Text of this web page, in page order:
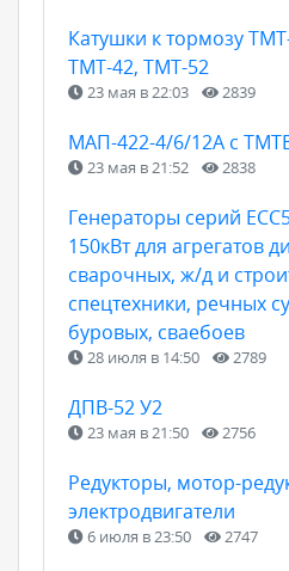
Катушки к тормозу
ТМТ-42, ТМТ-52
23 мая в 22:03 2839
МАП-422-4/6/12А с
23 мая в 21:52 2838
Генераторы серий
150кВт для агрегатов
сварочных, ж/д и
спецтехники, речных
буровых, сваебоев
28 июля в 14:50 2789
ДПВ-52 У2
23 мая в 21:50 2756
Редукторы, мотор-
электродвигатели
6 июля в 23:50 2747